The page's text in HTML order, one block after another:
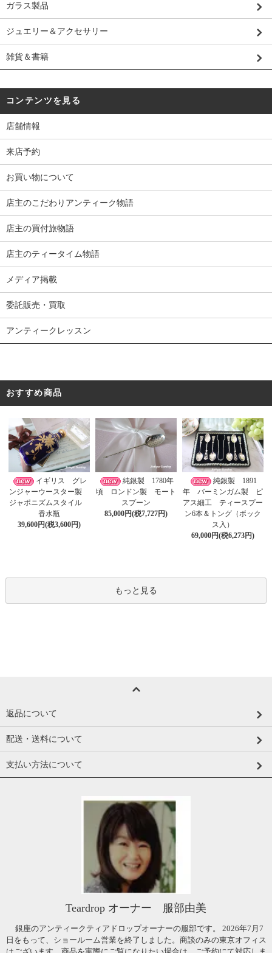
ガラス製品
ジュエリー＆アクセサリー
雑貨＆書籍
コンテンツを見る
店舗情報
来店予約
お買い物について
店主のこだわりアンティーク物語
店主の買付旅物語
店主のティータイム物語
メディア掲載
委託販売・買取
アンティークレッスン
おすすめ商品
イギリス グレ
ンジャーウースター製
ジャポニズムスタイル
香水瓶
39,600円(税3,600円)
純銀製 1780年
頃 ロンドン製 モート
スプーン
85,000円(税7,727円)
純銀製 1891
年 バーミンガム製 ピ
アス細工 ティースプー
ン6本＆トング（ボック
ス入）
69,000円(税6,273円)
もっと見る
返品について
配送・送料について
支払い方法について
Teardrop オーナー 服部由美
銀座のアンティークティアドロップオーナーの服部です。 2026年7月7
日をもって、ショールーム営業を終了しました。商談のみの東京オフィス